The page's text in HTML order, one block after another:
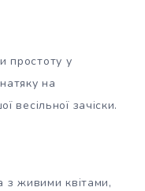
простоту у
на
весільної зачіски.
з живими квітами,